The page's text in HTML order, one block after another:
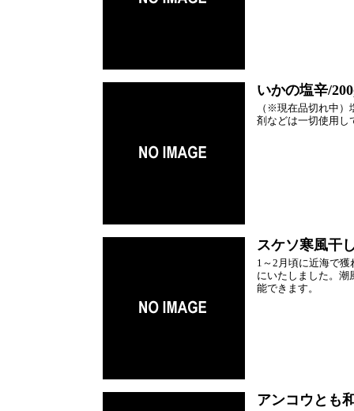
いかの塩辛/
（※現在品切れ中
剤などは一切使用し
スケソ寒風干
1～2月頃に近海で
にいたしました。潮
能できます。
アンコウとも